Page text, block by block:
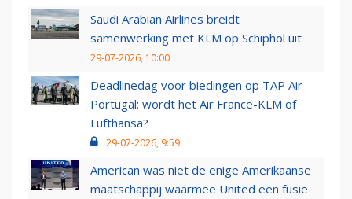
Saudi Arabian Airlines breidt
samenwerking met KLM op Schiphol uit
29-07-2026, 10:00
Deadlinedag voor biedingen op TAP Air
Portugal: wordt het Air France-KLM of
Lufthansa?
29-07-2026, 9:59
American was niet de enige Amerikaanse
maatschappij waarmee United een fusie